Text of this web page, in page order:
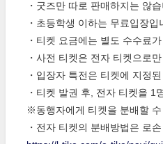
・굿즈만 따로 판매하지는 않습
・초등학생 이하는 무료입장
・티켓 요금에는 별도 수수료
・사전 티켓은 전자 티켓으로
・입장자 특전은 티켓에 지정
・티켓 발권 후, 전자 티켓을
※동행자에게 티켓을 분배할
・전자 티켓의 분배방법은 로